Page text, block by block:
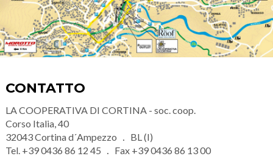
CONTATTO
LA COOPERATIVA DI CORTINA - soc. coop.
Corso Italia, 40
32043Cortina d´Ampezzo
BL (I)
Tel. +39 0436 86 12 45 Fax +39 0436 86 13 00